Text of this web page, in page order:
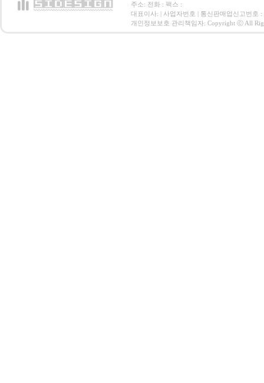
주소: 전화 : 팩스 :
대표이사: | 사업자번호 | 통신판매업신고번호 :
개인정보보호 관리책임자: Copyright ⓒ All